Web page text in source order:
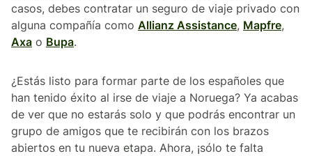
casos, debes contratar un seguro de viaje privado con
alguna compañía como Allianz Assistance, Mapfre,
Axa o Bupa.
¿Estás listo para formar parte de los españoles que
han tenido éxito al irse de viaje a Noruega? Ya acabas
de ver que no estarás solo y que podrás encontrar un
grupo de amigos que te recibirán con los brazos
abiertos en tu nueva etapa. Ahora, ¡sólo te falta